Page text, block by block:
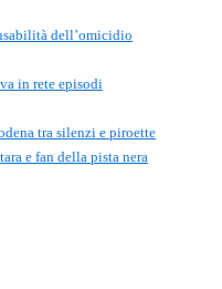
dell’omicidio
in rete episodi
tra silenzi e piroette
e fan della pista nera